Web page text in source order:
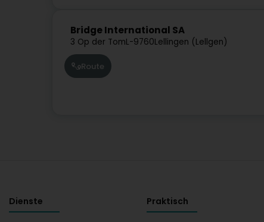
Bridge International SA
3 Op der TomL-9760Lellingen (Lellgen)
Route
Dienste Praktisch